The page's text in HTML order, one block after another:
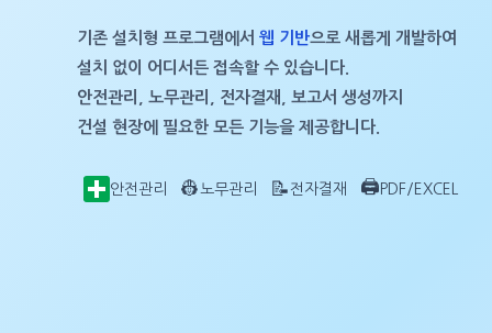
기존 설치형 프로그램에서 웹 기반으로 새롭게 개발하여
설치 없이 어디서든 접속할 수 있습니다.
안전관리, 노무관리, 전자결재, 보고서 생성까지
건설 현장에 필요한 모든 기능을 제공합니다.
안전관리 👷노무관리 📝 전자결재 🖨️ PDF/EXCEL